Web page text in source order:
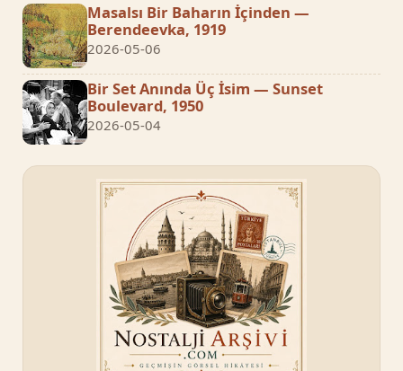
Masalsı Bir Baharın İçinden —
Berendeevka, 1919
2026-05-06
Bir Set Anında Üç İsim — Sunset
Boulevard, 1950
2026-05-04